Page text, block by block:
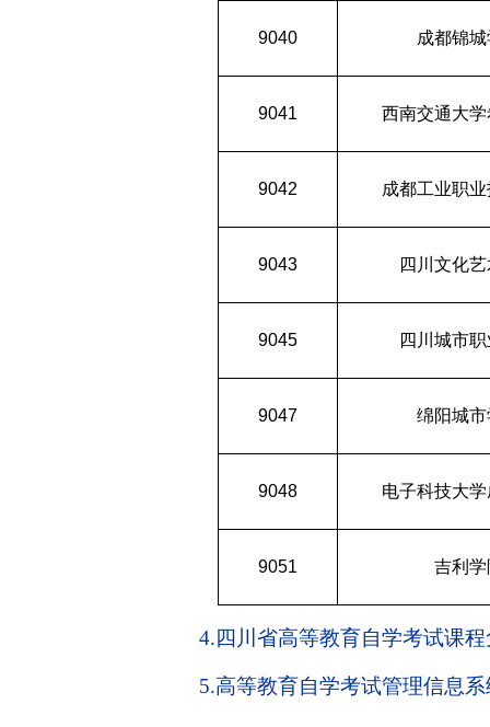
9040 成都锦
9041 西南交通大
9042 成都工业职
9043 四川文化
9045 四川城市
9047 绵阳城
9048 电子科技大
9051 吉利学
4.四川省高等教育自学考试课
5.高等教育自学考试管理信息